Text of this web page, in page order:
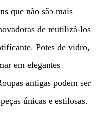
que não são mais
de reutilizá-los
Potes de vidro,
em elegantes
antigas podem ser
únicas e estilosas.